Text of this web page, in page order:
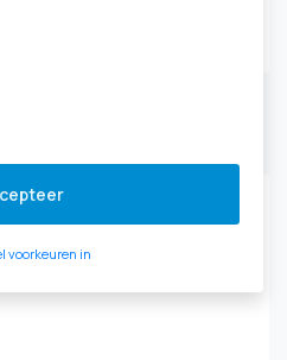
HME Medium - 49862-
voorkeuren in